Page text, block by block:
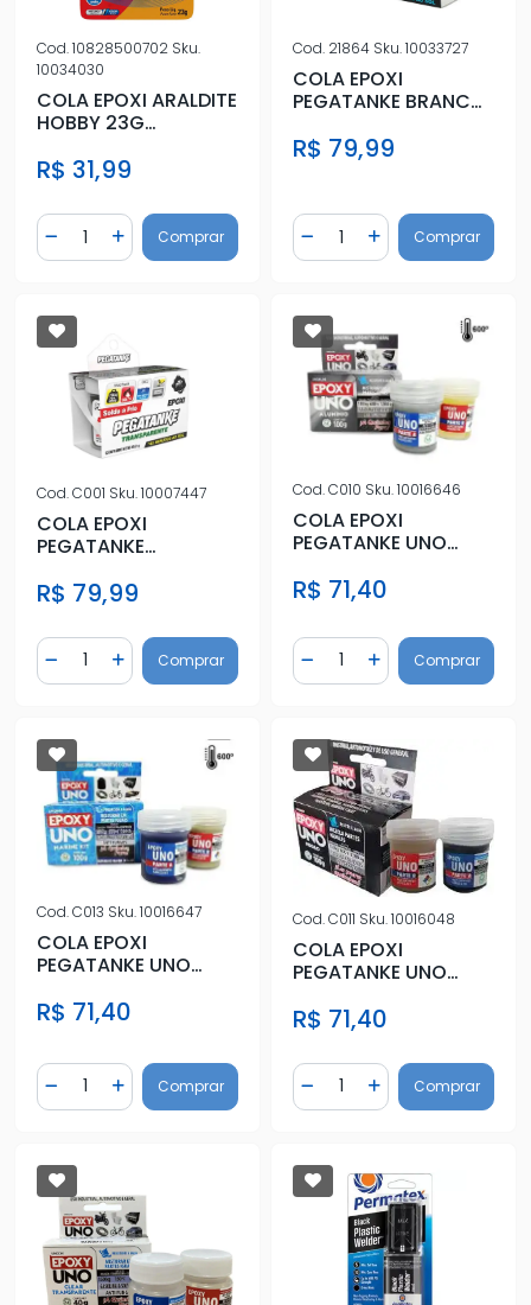
Cod.10828500702 Sku.
10034030
COLA EPOXI ARALDITE
HOBBY 23G
R$ 31,99
Diminuir Quantidade
Quantidade
Adicionar Quantidade
Comprar
Cod. 21864 Sku.10033727
COLA EPOXI
PEGATANKE BRANCA
R$ 79,99
Diminuir Quantidade
Quantidade
AdicionarComprar
Cod.C001 Sku.10007447
COLA EPOXI
PEGATANKE
(35,8)
R$ 79,99
Diminuir Quantidade
Quantidade
Adicionar Quantidade
Comprar
Cod.C010 Sku.10016646
COLA EPOXI
PEGATANKE UNO
R$ 71,40
Diminuir Quantidade
Quantidade
AdicionarComprar
Cod.C013 Sku.10016647
COLA EPOXI
PEGATANKE UNO
MARINHO
R$ 71,40
Diminuir Quantidade
Quantidade
Adicionar Quantidade
Comprar
Cod.C011 Sku.10016048
COLA EPOXI
PEGATANKE UNO
R$ 71,40
Diminuir Quantidade
Quantidade
AdicionarComprar